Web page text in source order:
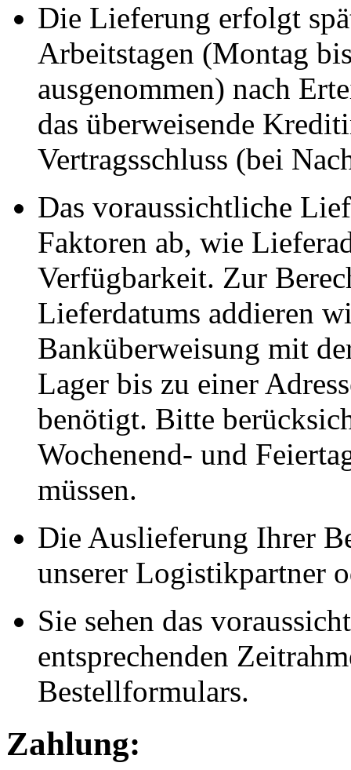
Die Lieferung erfolgt
Arbeitstagen (Montag
ausgenommen) nach
das überweisende
Vertragsschluss (bei
Das voraussichtliche
Faktoren ab, wie
Verfügbarkeit. Zur
Lieferdatums addieren
Banküberweisung mit
Lager bis zu einer
benötigt. Bitte
Wochenend- und
müssen.
Die Auslieferung Ihrer
unserer Logistikpartner
Sie sehen das
entsprechenden
Bestellformulars.
Zahlung: